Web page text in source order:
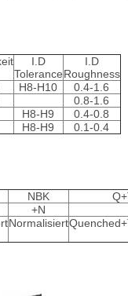
I.D
Tolerance
I.D
Roughness
H8-H10
0.4-1.6
0.8-1.6
H8-H9
0.4-0.8
H8-H9 0.1-0.4
NBK
+N
Normalisiert